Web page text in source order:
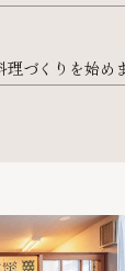
理づくりを始め